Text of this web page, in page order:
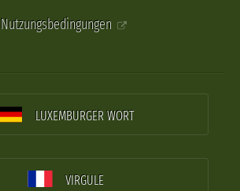
Nutzungsbedingungen
LUXEMBURGER WORT
VIRGULE